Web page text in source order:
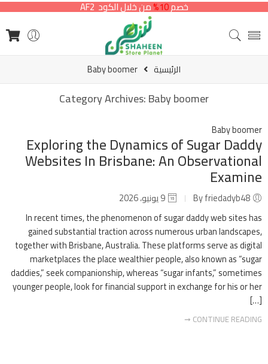
خصم10% من خلال الكود AF2
الرئيسية Baby boomer
Category Archives:Baby boomer
Baby boomer
Exploring the Dynamics of Sugar Daddy
Websites In Brisbane: An Observational
Examine
In recent times, the phenomenon of sugar daddy web sites has
gained substantial traction across numerous urban landscapes,
together with Brisbane, Australia. These platforms serve as digital
marketplaces the place wealthier people, also known as “sugar
daddies,” seek companionship, whereas “sugar infants,” sometimes
younger people, look for financial support in exchange for his or her
[…]
CONTINUE READING ➞